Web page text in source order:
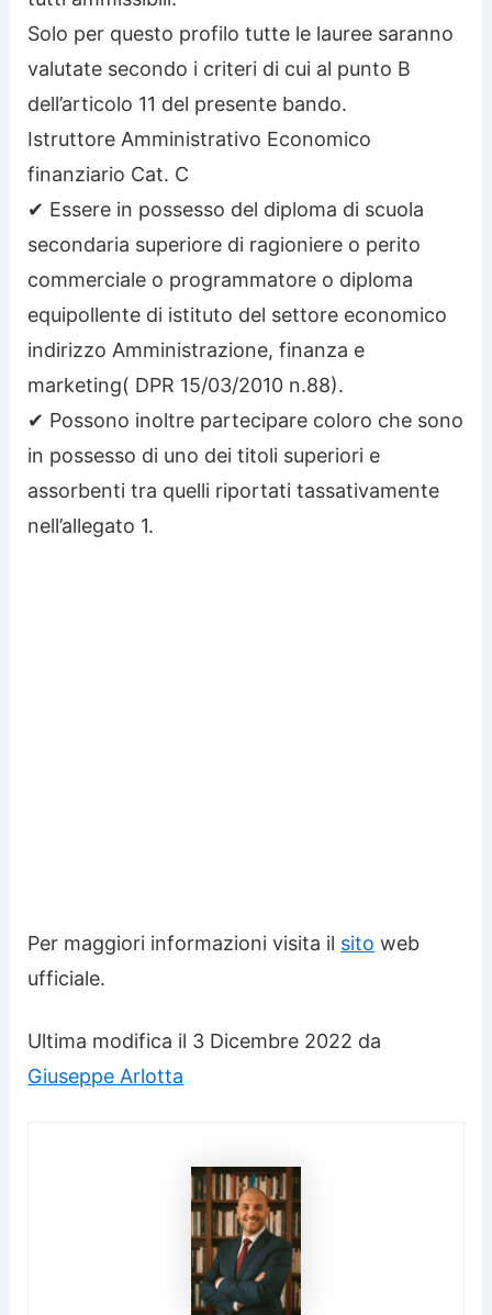
Solo per questo profilo tutte le lauree saranno
valutate secondo i criteri di cui al punto B
dell’articolo 11 del presente bando.
Istruttore Amministrativo Economico
finanziario Cat. C
✔ Essere in possesso del diploma di scuola
secondaria superiore di ragioniere o perito
commerciale o programmatore o diploma
equipollente di istituto del settore economico
indirizzo Amministrazione, finanza e
marketing( DPR 15/03/2010 n.88).
✔ Possono inoltre partecipare coloro che sono
in possesso di uno dei titoli superiori e
assorbenti tra quelli riportati tassativamente
nell’allegato 1.
Per maggiori informazioni visita il sito web
ufficiale.
Ultima modifica il 3 Dicembre 2022 da
Giuseppe Arlotta